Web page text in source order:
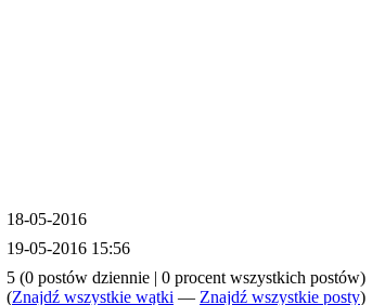
18-05-2016
19-05-2016 15:56
5 (0 postów dziennie | 0 procent wszystkich postów)
(Znajdź wszystkie wątki — Znajdź wszystkie posty)